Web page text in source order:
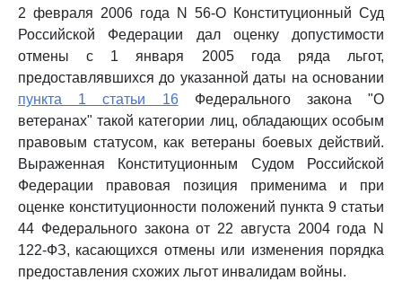
2 февраля 2006 года N 56-О Конституционный Суд
Российской Федерации дал оценку допустимости
отмены с 1 января 2005 года ряда льгот,
предоставлявшихся до указанной даты на основании
пункта 1 статьи 16Федерального закона "О
ветеранах" такой категории лиц, обладающих особым
правовым статусом, как ветераны боевых действий.
Выраженная Конституционным Судом Российской
Федерации правовая позиция применима и при
оценке конституционности положений пункта 9 статьи
44 Федерального закона от 22 августа 2004 года N
122-ФЗ, касающихся отмены или изменения порядка
предоставления схожих льгот инвалидам войны.